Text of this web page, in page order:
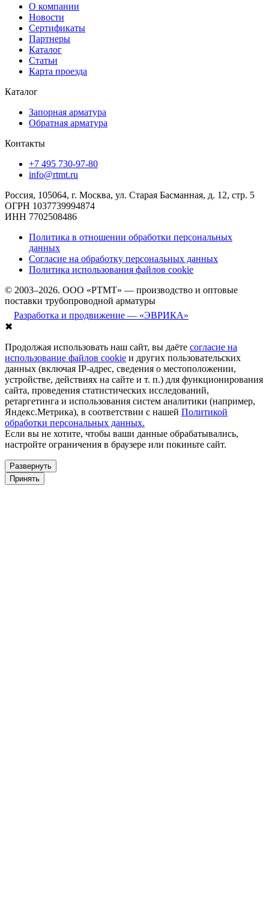
О компании
Новости
Сертификаты
Партнеры
Каталог
Статьи
Карта проезда
Каталог
Запорная арматура
Обратная арматура
Контакты
+7 495 730-97-80
info@rtmt.ru
Россия, 105064, г. Москва, ул. Старая Басманная, д. 12, стр. 5
ОГРН 1037739994874
ИНН 7702508486
Политика в отношении обработки персональных
данных
Согласие на обработку персональных данных
Политика использования файлов cookie
© 2003–2026. ООО «РТМТ» — производство и оптовые
поставки трубопроводной арматуры
Разработка и продвижение — «ЭВРИКА»
✖
Продолжая использовать наш сайт, вы даёте согласие на
использование файлов cookie и других пользовательских
данных (включая IP-адрес, сведения о местоположении,
устройстве, действиях на сайте и т. п.) для функционирования
сайта, проведения статистических исследований,
ретаргетинга и использования систем аналитики (например,
Яндекс.Метрика), в соответствии с нашей Политикой
обработки персональных данных.
Если вы не хотите, чтобы ваши данные обрабатывались,
настройте ограничения в браузере или покиньте сайт.
Развернуть
Принять